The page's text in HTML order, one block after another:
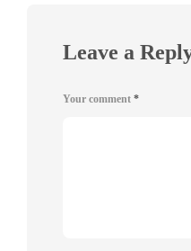
Leave a
Your comment *